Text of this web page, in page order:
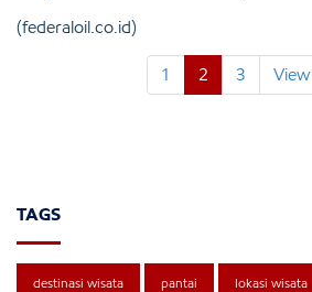
(federaloil.co.id)
1 2 3
TAGS
destinasi wisata pantai lokasi wisata